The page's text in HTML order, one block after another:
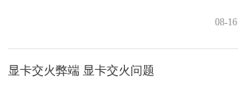
08-16
显卡交火弊端 显卡交火问题